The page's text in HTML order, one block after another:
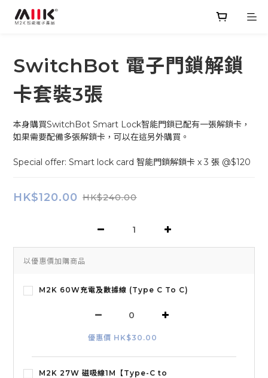
SwitchBot 電子門鎖解鎖
卡套裝3張
本身購買SwitchBot Smart Lock智能門鎖已配有一張解鎖卡，
如果需要配備多張解鎖卡，可以在這另外購買。
Special offer: Smart lock card 智能門鎖解鎖卡 x 3 張 @$120
HK$120.00 HK$240.00
以優惠價加購商品
M2K 60W充電及數據線 (Type C To C)
優惠價 HK$30.00
M2K 27W 磁吸線1M【Type-C to